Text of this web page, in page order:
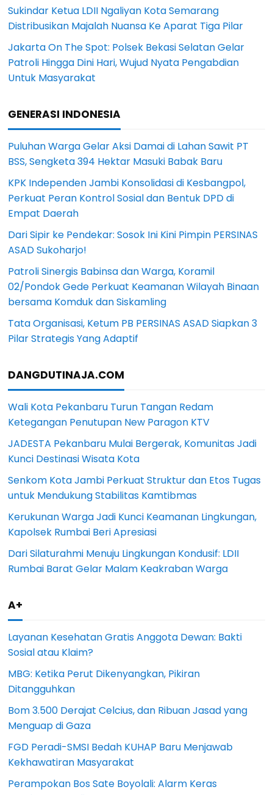
Sukindar Ketua LDII Ngaliyan Kota Semarang
Distribusikan Majalah Nuansa Ke Aparat Tiga Pilar
Jakarta On The Spot: Polsek Bekasi Selatan Gelar
Patroli Hingga Dini Hari, Wujud Nyata Pengabdian
Untuk Masyarakat
GENERASI INDONESIA
Puluhan Warga Gelar Aksi Damai di Lahan Sawit PT
BSS, Sengketa 394 Hektar Masuki Babak Baru
KPK Independen Jambi Konsolidasi di Kesbangpol,
Perkuat Peran Kontrol Sosial dan Bentuk DPD di
Empat Daerah
Dari Sipir ke Pendekar: Sosok Ini Kini Pimpin PERSINAS
ASAD Sukoharjo!
Patroli Sinergis Babinsa dan Warga, Koramil
02/Pondok Gede Perkuat Keamanan Wilayah Binaan
bersama Komduk dan Siskamling
Tata Organisasi, Ketum PB PERSINAS ASAD Siapkan 3
Pilar Strategis Yang Adaptif
DANGDUTINAJA.COM
Wali Kota Pekanbaru Turun Tangan Redam
Ketegangan Penutupan New Paragon KTV
JADESTA Pekanbaru Mulai Bergerak, Komunitas Jadi
Kunci Destinasi Wisata Kota
Senkom Kota Jambi Perkuat Struktur dan Etos Tugas
untuk Mendukung Stabilitas Kamtibmas
Kerukunan Warga Jadi Kunci Keamanan Lingkungan,
Kapolsek Rumbai Beri Apresiasi
Dari Silaturahmi Menuju Lingkungan Kondusif: LDII
Rumbai Barat Gelar Malam Keakraban Warga
A+
Layanan Kesehatan Gratis Anggota Dewan: Bakti
Sosial atau Klaim?
MBG: Ketika Perut Dikenyangkan, Pikiran
Ditangguhkan
Bom 3.500 Derajat Celcius, dan Ribuan Jasad yang
Menguap di Gaza
FGD Peradi-SMSI Bedah KUHAP Baru Menjawab
Kekhawatiran Masyarakat
Perampokan Bos Sate Boyolali: Alarm Keras